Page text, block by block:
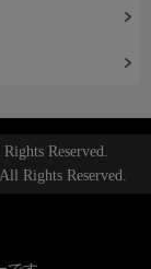
Reserved.
Rights Reserved.